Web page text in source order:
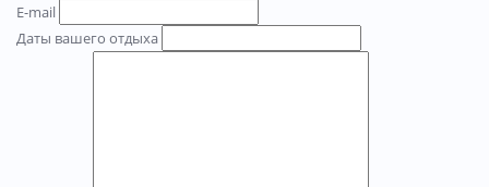
E-mail
Даты вашего отдыха